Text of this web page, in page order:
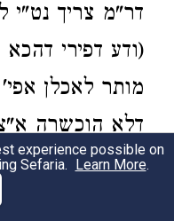
דר"מ צריך נט"י
(ודע דפירי דהכא
מותר לאכלן
דלא הוכשרה
ברמב"ם פי"ב
אינם אלא
experience possible on
Sefaria. Learn More.